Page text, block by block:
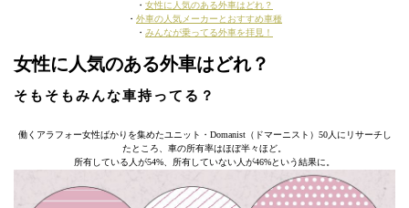
・ 女性に人気のある外車はどれ？
・ 外車の人気メーカーとおすすめ車種
・ みんなが乗ってる外車を拝見！
女性に人気のある外車はどれ？
そもそもみんな車持ってる？
働くアラフォー女性ばかりを集めたユニット・Domanist（ドマーニスト）50人にリサーチし
たところ、車の所有率はほぼ半々ほど。
所有している人が54%、所有していない人が46%という結果に。